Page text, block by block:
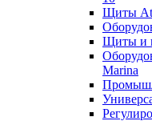
Щиты
Щиты и
Marina